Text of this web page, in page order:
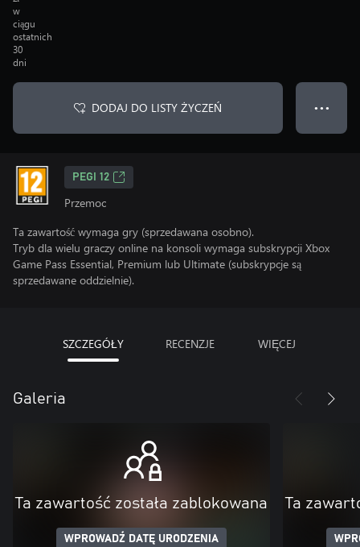
w
ciągu
ostatnich
30
dni
DODAJ DO LISTY ŻYCZEŃ ● ● ●
PEGI 12
Przemoc
Ta zawartość wymaga gry (sprzedawana osobno).
Tryb dla wielu graczy online na konsoli wymaga subskrypcji Xbox
Game Pass Essential, Premium lub Ultimate (subskrypcje są
sprzedawane oddzielnie).
SZCZEGÓŁY RECENZJE WIĘCEJ
Galeria
Ta zawartość została zablokowana
WPROWADŹ DATĘ URODZENIA
Ta